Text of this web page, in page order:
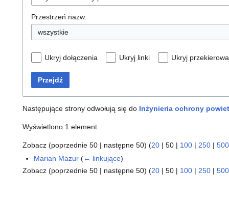
Przestrzeń nazw:
wszystkie
Ukryj dołączenia Ukryj linki Ukryj
Przejdź
Następujące strony odwołują się do Inżynieria ochrony
Wyświetlono 1 element.
Zobacz (poprzednie 50 | następne 50) (20 | 50 | 100 | 250 | 500
Marian Mazur (← linkujące)
Zobacz (poprzednie 50 | następne 50) (20 | 50 | 100 | 250 | 500